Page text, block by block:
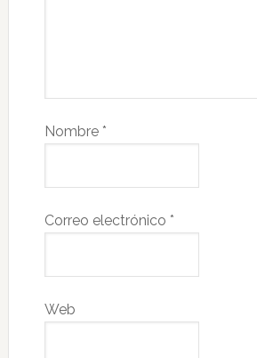
Nombre *
Correo electrónico *
Web